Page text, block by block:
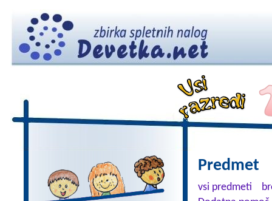
Predmet
vsi predmeti